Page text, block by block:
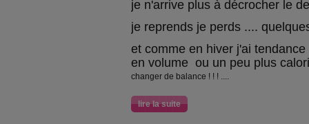
je n'arrive plus à décrocher le
je reprends je perds ....
et comme en hiver j'ai
en volume ou un peu plus
changer de balance ! ! ! ....
lire la suite